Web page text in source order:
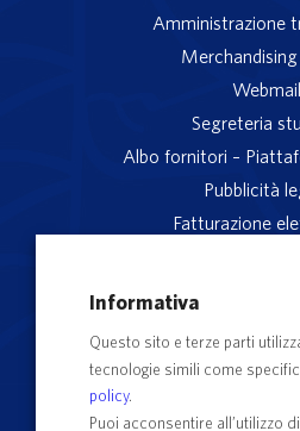
Amministrazione
Webmail
Segreteria
Albo fornitori –
Pubblicità
Fatturazione
Servizio
Sedi e
Informativa
Questo sito e terze parti
tecnologie simili come
policy.
Puoi acconsentire all’utilizzo